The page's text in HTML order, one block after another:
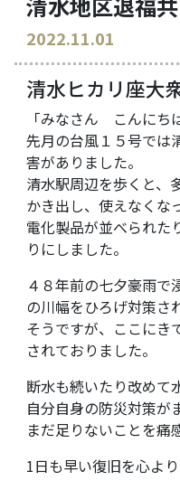
2022.11.01
清水ヒカリ座大
「みなさん こんにち
先月の台風１５号では
害がありました。
清水駅周辺を歩くと、
かき出し、使えなくな
電化製品が並べられた
りにしました。
４８年前の七夕豪雨で
の川幅をひろげ対策さ
そうですが、ここにき
されておりました。
断水も続いたり改めて
自分自身の防災対策が
まだ足りないことを痛
1日も早い復旧を心よ